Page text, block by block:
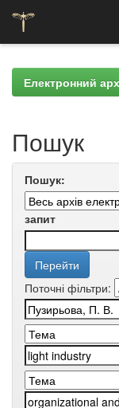
navigationЕлектронний
Пошук
Пошук:
запит
Поточні фільтри: